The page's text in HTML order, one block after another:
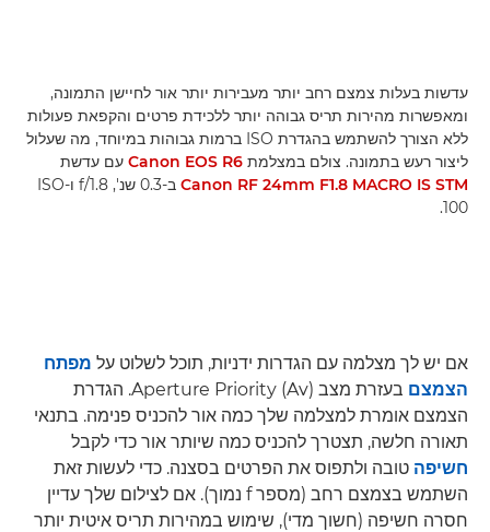
עדשות בעלות צמצם רחב יותר מעבירות יותר אור לחיישן התמונה,
ומאפשרות מהירות תריס גבוהה יותר ללכידת פרטים והקפאת פעולות
ללא הצורך להשתמש בהגדרת ISO ברמות גבוהות במיוחד, מה שעלול
ליצור רעש בתמונה. צולם במצלמת Canon EOS R6 עם עדשת
Canon RF 24mm F1.8 MACRO IS STM
ב-0.3 שנ', f/1.8 ו-ISO
100.
אם יש לך מצלמה עם הגדרות ידניות, תוכל לשלוט על מפתח
הצמצם
בעזרת מצב Aperture Priority (Av)‎. הגדרת
הצמצם אומרת למצלמה שלך כמה אור להכניס פנימה. בתנאי
תאורה חלשה, תצטרך להכניס כמה שיותר אור כדי לקבל
חשיפה טובה ולתפוס את הפרטים בסצנה. כדי לעשות זאת
השתמש בצמצם רחב (מספר f נמוך). אם לצילום שלך עדיין
חסרה חשיפה (חשוך מדי), שימוש במהירות תריס איטית יותר